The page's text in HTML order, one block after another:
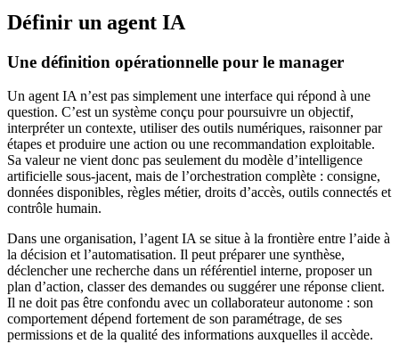
Définir un agent IA
Une définition opérationnelle pour le manager
Un agent IA n’est pas simplement une interface qui répond à une
question. C’est un système conçu pour poursuivre un objectif,
interpréter un contexte, utiliser des outils numériques, raisonner par
étapes et produire une action ou une recommandation exploitable.
Sa valeur ne vient donc pas seulement du modèle d’intelligence
artificielle sous-jacent, mais de l’orchestration complète : consigne,
données disponibles, règles métier, droits d’accès, outils connectés et
contrôle humain.
Dans une organisation, l’agent IA se situe à la frontière entre l’aide à
la décision et l’automatisation. Il peut préparer une synthèse,
déclencher une recherche dans un référentiel interne, proposer un
plan d’action, classer des demandes ou suggérer une réponse client.
Il ne doit pas être confondu avec un collaborateur autonome : son
comportement dépend fortement de son paramétrage, de ses
permissions et de la qualité des informations auxquelles il accède.